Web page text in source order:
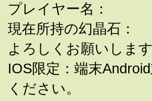
プレイヤー名：
現在所持の幻晶石：
よろしくお願いしま
IOS限定：端末
ください。